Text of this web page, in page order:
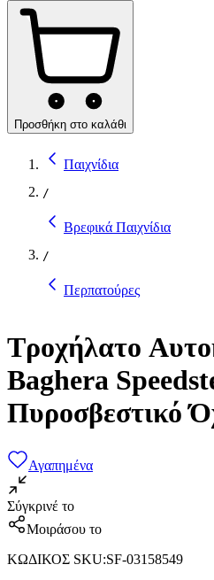
Προσθήκη στο καλάθι
Παιχνίδια
/
Βρεφικά Παιχνίδια
/
Περπατούρες
Τροχήλατο
Baghera
Πυροσβεστικό
Αγαπημένα
Σύγκρινέ το
Μοιράσου το
ΚΩΔΙΚΟΣ SKU:SF-03158549